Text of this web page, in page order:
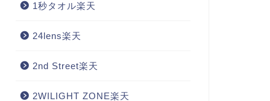
1秒タオル楽天
24lens楽天
2nd Street楽天
2WILIGHT ZONE楽天